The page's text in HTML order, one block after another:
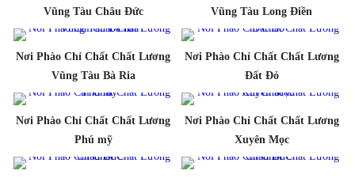
Vũng Tàu Châu Đức
Vũng Tàu Long Điền
Nơi Phào Chỉ Chất Chất Lương
Vũng Tàu Bà Ria
Nơi Phào Chỉ Chất Chất Lương
Đất Đỏ
Nơi Phào Chỉ Chất Chất Lương
Phú mỹ
Nơi Phào Chỉ Chất Chất Lương
Xuyên Mọc